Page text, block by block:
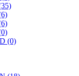
(0)